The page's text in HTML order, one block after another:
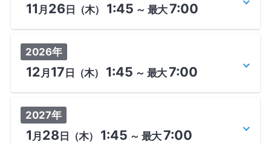
11 月 26 日 （木） 1:45 ～ 最大7:00
2026年
12月 17 日 （木） 1:45 ～ 最大7:00
2027年
1 月 28 日 （木） 1:45 ～ 最大7:00